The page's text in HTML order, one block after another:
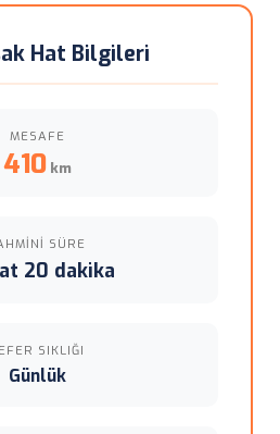
Hat Bilgileri
MESAFE
410 km
SÜRE
20 dakika
SIKLIĞI
Günlük